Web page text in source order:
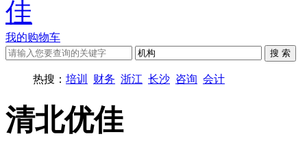
我的购物车
热搜： 培训 财务 浙江 长沙 咨询 会计
清北优佳